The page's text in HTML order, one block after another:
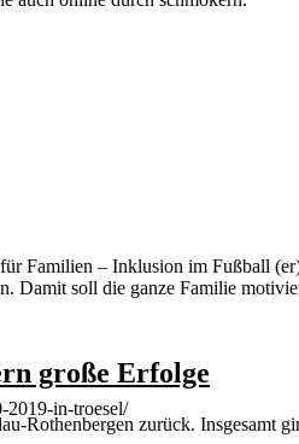
große Erfolge
zurück. Insgesamt
Familien – Inklusion im Fußball
Damit soll die ganze Familie
2019-in-troesel/